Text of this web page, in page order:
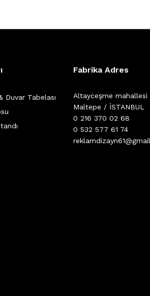
Duvar Tabelası
Fabrika Adres
Altayceşme
Maltepe / İSTANBUL
0 216 370 02 68
0 532 577 61 74